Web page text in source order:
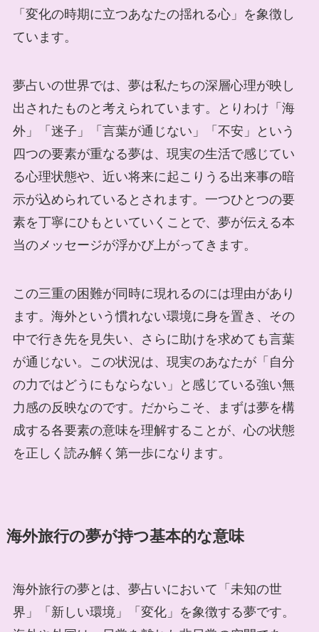
「変化の時期に立つあなたの揺れる心」を象徴し
ています。
夢占いの世界では、夢は私たちの深層心理が映し
出されたものと考えられています。とりわけ「海
外」「迷子」「言葉が通じない」「不安」という
四つの要素が重なる夢は、現実の生活で感じてい
る心理状態や、近い将来に起こりうる出来事の暗
示が込められているとされます。一つひとつの要
素を丁寧にひもといていくことで、夢が伝える本
当のメッセージが浮かび上がってきます。
この三重の困難が同時に現れるのには理由があり
ます。海外という慣れない環境に身を置き、その
中で行き先を見失い、さらに助けを求めても言葉
が通じない。この状況は、現実のあなたが「自分
の力ではどうにもならない」と感じている強い無
力感の反映なのです。だからこそ、まずは夢を構
成する各要素の意味を理解することが、心の状態
を正しく読み解く第一歩になります。
海外旅行の夢が持つ基本的な意味
海外旅行の夢とは、夢占いにおいて「未知の世
界」「新しい環境」「変化」を象徴する夢です。